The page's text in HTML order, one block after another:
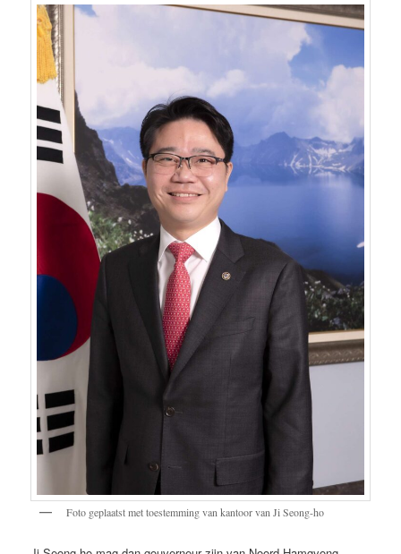
Foto geplaatst met toestemming van kantoor van Ji Seong-ho